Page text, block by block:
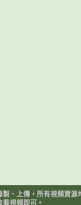
、上傳，所有視頻資
視頻即可。